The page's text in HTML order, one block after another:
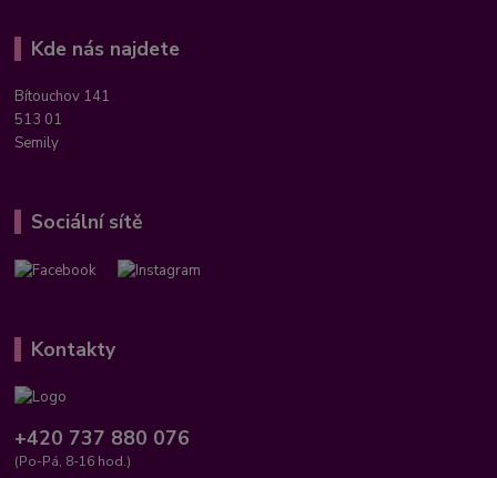
Kde nás najdete
Bítouchov 141
513 01
Semily
Sociální sítě
Kontakty
+420 737 880 076
(Po-Pá, 8-16 hod.)